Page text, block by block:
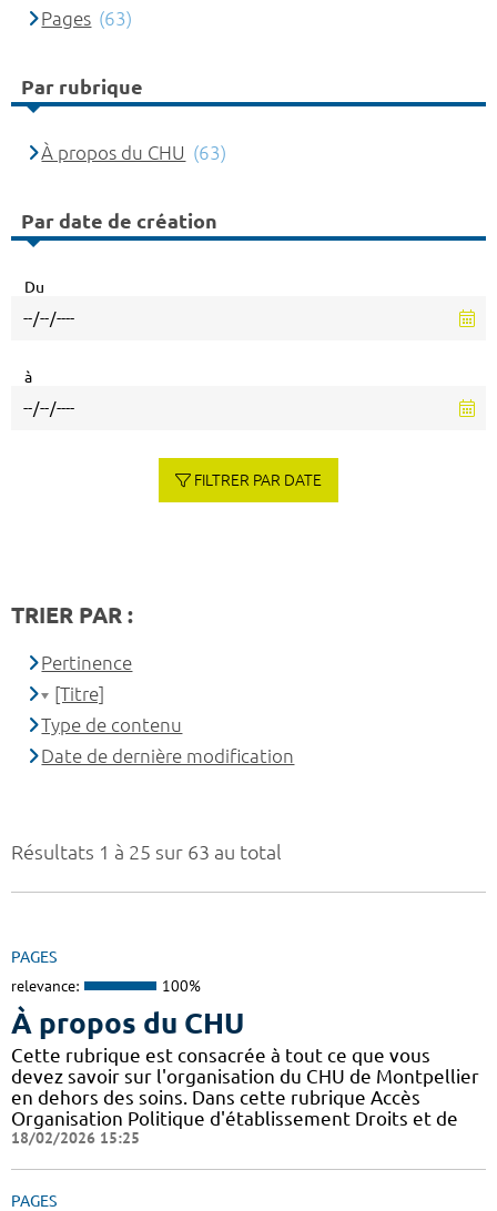
Résultats 1 à 25 sur 63 au total
PAGES
relevance: 100%
À propos du CHU
Cette rubrique est consacrée à tout ce que vous
devez savoir sur l'organisation du CHU de Montpellier
en dehors des soins. Dans cette rubrique Accès
Organisation Politique d'établissement Droits et de
18/02/2026 15:25
PAGES
Pages (63)
Par rubrique
À propos du CHU (63)
Par date de création
Du
à
FILTRER PAR DATE
TRIER PAR :
Pertinence
[Titre]
Type de contenu
Date de dernière modification